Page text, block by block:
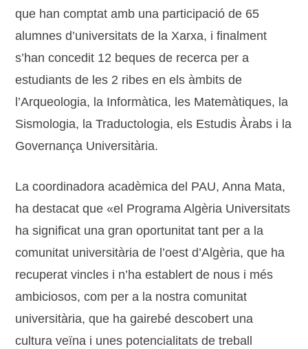
que han comptat amb una participació de 65
alumnes d’universitats de la Xarxa, i finalment
s’han concedit 12 beques de recerca per a
estudiants de les 2 ribes en els àmbits de
l’Arqueologia, la Informàtica, les Matemàtiques, la
Sismologia, la Traductologia, els Estudis Àrabs i la
Governança Universitària.
La coordinadora acadèmica del PAU, Anna Mata,
ha destacat que «el Programa Algèria Universitats
ha significat una gran oportunitat tant per a la
comunitat universitària de l’oest d’Algèria, que ha
recuperat vincles i n’ha establert de nous i més
ambiciosos, com per a la nostra comunitat
universitària, que ha gairebé descobert una
cultura veïna i unes potencialitats de treball